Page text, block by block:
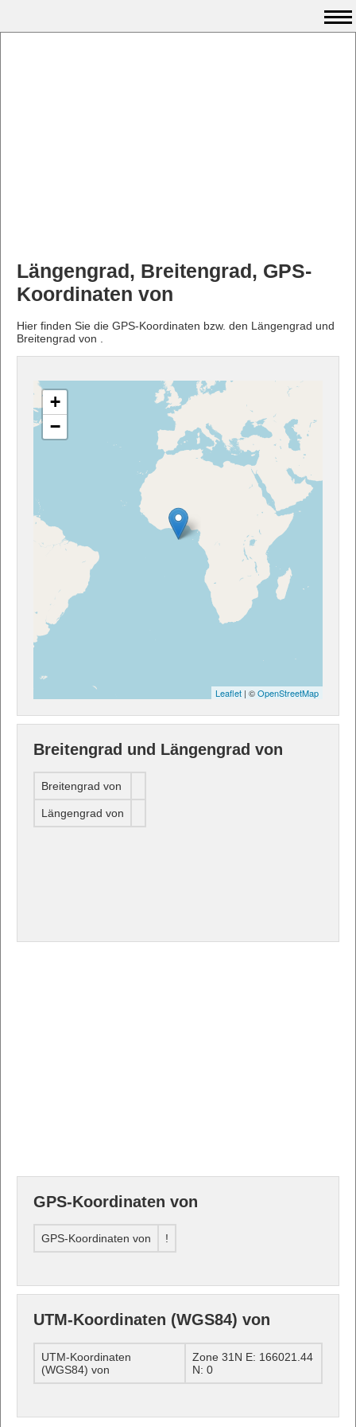
Längengrad, Breitengrad, GPS-
Koordinaten von
Hier finden Sie die GPS-Koordinaten bzw. den Längengrad und
Breitengrad von .
+
−
Leaflet | ©OpenStreetMap
Breitengrad und Längengrad von
Breitengrad von
Längengrad von
GPS-Koordinaten von
GPS-Koordinaten von !
UTM-Koordinaten (WGS84) von
UTM-Koordinaten
(WGS84) von
Zone 31N E: 166021.44
N: 0